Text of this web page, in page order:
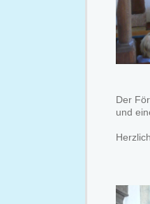
Der
und